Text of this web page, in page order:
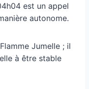
est un appel
autonome.
Jumelle ; il
à être stable